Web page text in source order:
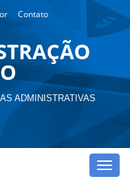
Contato
ADMINISTRATIVAS